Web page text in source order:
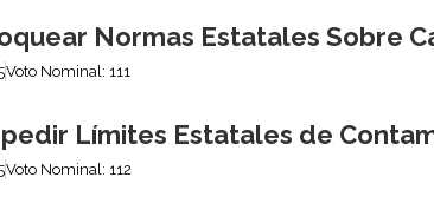
Normas Estatales Sobre
Voto Nominal: 111
Límites Estatales de
Voto Nominal: 112